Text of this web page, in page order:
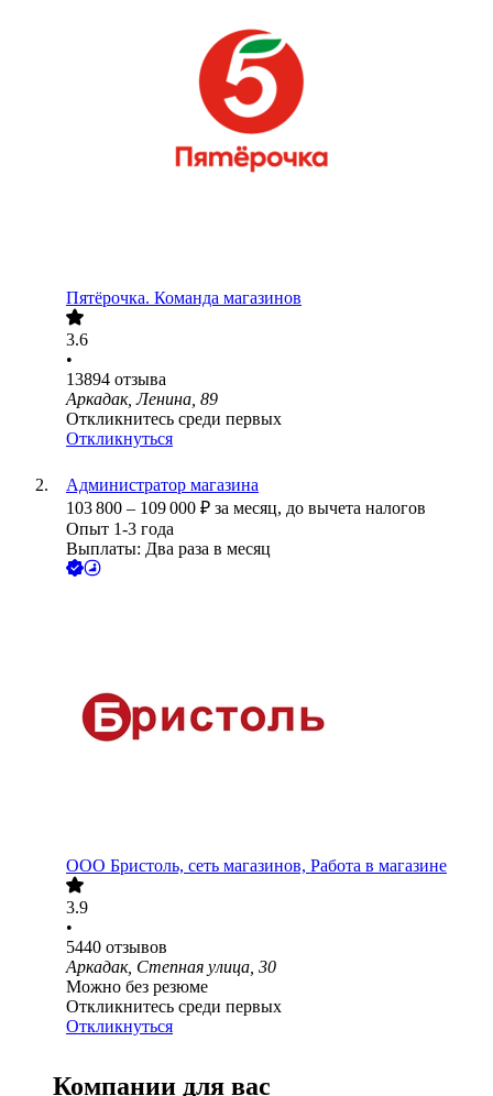
Пятёрочка. Команда магазинов
3.6
•
13894 отзыва
Аркадак, Ленина, 89
Откликнитесь среди первых
Откликнуться
Администратор магазина
103 800 – 109 000 ₽ за месяц, до вычета налогов
Опыт 1-3 года
Выплаты: Два раза в месяц
ООО Бристоль, сеть магазинов, Работа в магазине
3.9
•
5440 отзывов
Аркадак, Степная улица, 30
Можно без резюме
Откликнитесь среди первых
Откликнуться
Компании для вас